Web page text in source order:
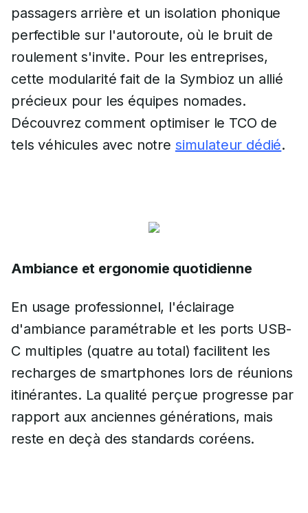
passagers arrière et un isolation phonique
perfectible sur l'autoroute, où le bruit de
roulement s'invite. Pour les entreprises,
cette modularité fait de la Symbioz un allié
précieux pour les équipes nomades.
Découvrez comment optimiser le TCO de
tels véhicules avec notre simulateur dédié.
Ambiance et ergonomie quotidienne
En usage professionnel, l'éclairage
d'ambiance paramétrable et les ports USB-
C multiples (quatre au total) facilitent les
recharges de smartphones lors de réunions
itinérantes. La qualité perçue progresse par
rapport aux anciennes générations, mais
reste en deçà des standards coréens.